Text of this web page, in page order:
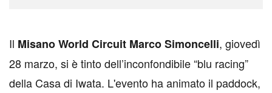
Il Misano World Circuit Marco Simoncelli, giovedì
28 marzo, si è tinto dell’inconfondibile “blu racing”
della Casa di Iwata. L'evento ha animato il paddock,